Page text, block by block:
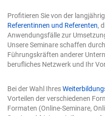
rät es. Vier Bausteine einer
Copilot in Excel Eine
Regel vier Elemente: Ein
herauskommen? Nicht
Regionen mit dem
Kontext: Worum geht es,
Erwartung: Format,
sortierte Tabelle" oder „als
Kernpunkten". Eine
Profitieren Sie von der
Referentinnen und Referenten,
Anwendungsfälle zur
Unsere Seminare schaffen
Führungskräften anderer
berufliches Netzwerk und Ihr
Bei der Wahl Ihres
Vorteilen der verschiedenen
Formaten (Online-Seminare,